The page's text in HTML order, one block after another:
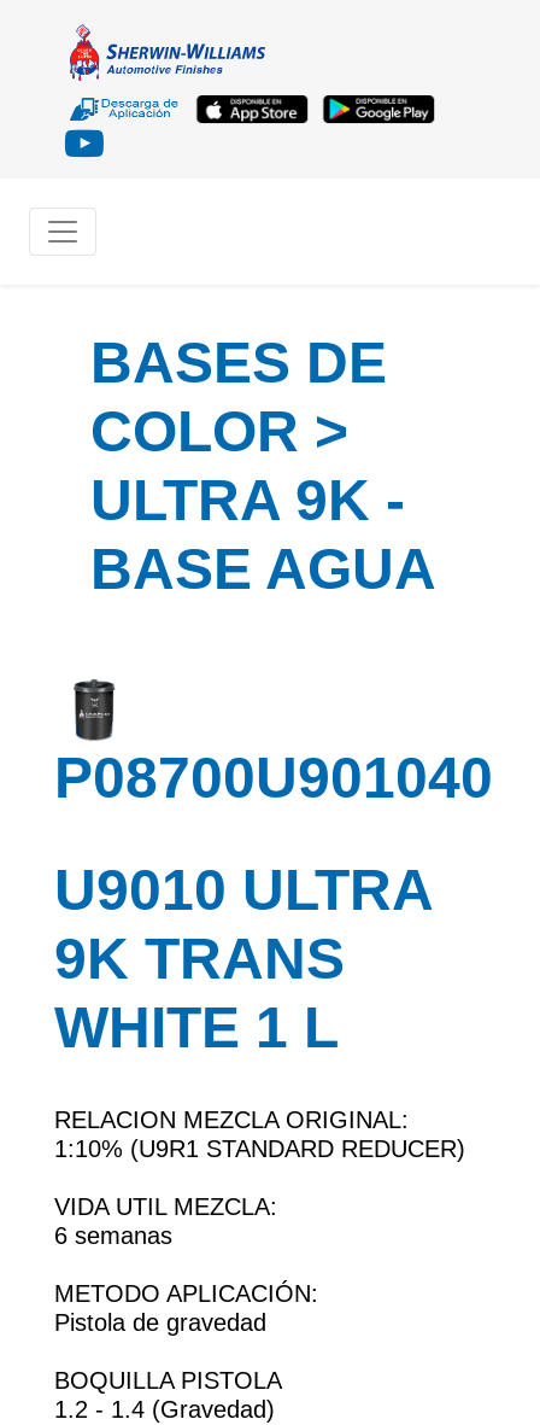
BASES DE
COLOR >
ULTRA 9K -
BASE AGUA
P08700U901040
U9010 ULTRA
9K TRANS
WHITE 1 L
RELACION MEZCLA ORIGINAL:
1:10% (U9R1 STANDARD REDUCER)
VIDA UTIL MEZCLA:
6 semanas
METODO APLICACIÓN:
Pistola de gravedad
BOQUILLA PISTOLA
1.2 - 1.4 (Gravedad)